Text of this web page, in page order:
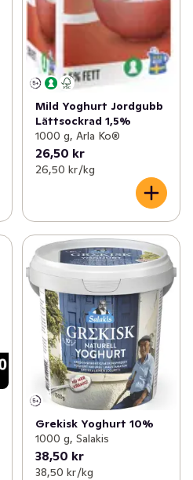
Mild Yoghurt Jordgubb
Lättsockrad 1,5%
1000 g, Arla Ko®
26,50 kr
26,50 kr /kg
Grekisk Yoghurt 10%
1000 g, Salakis
38,50 kr
38,50 kr /kg